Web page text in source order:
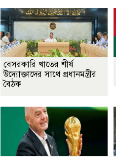
বেসরকারি খাতের শীর্ষ
উদ্যোক্তাদের সাথে প্রধানমন্ত্রীর
বৈঠক